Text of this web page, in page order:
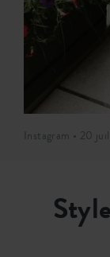
Instagram • 20